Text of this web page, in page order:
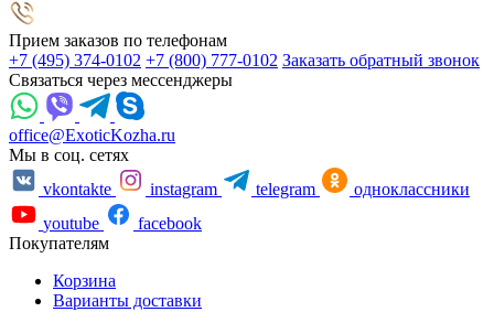
Прием заказов по телефонам
+7 (495) 374-0102 +7 (800) 777-0102 Заказать обратный звонок
Связаться через мессенджеры
office@ExoticKozha.ru
Мы в соц. сетях
vkontakte
instagram telegram
одноклассники
youtube
facebook
Покупателям
Корзина
Варианты доставки